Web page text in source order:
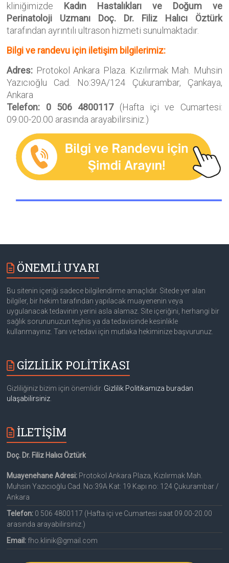
kliniğimizde Kadın Hastalıkları ve Doğum ve
Perinatoloji Uzmanı
Doç. Dr. Filiz Halıcı Öztürk
tarafından ayrıntılı ultrason hizmeti sunulmaktadır.
Bilgi ve randevu için iletişim bilgilerimiz:
Adres: Protokol Ankara Plaza. Kızılırmak Mah. Muhsin
Yazıcıoğlu Cad. No:39A/124 Çukurambar, Çankaya,
Ankara
Telefon: 0 506 4800117(Hafta içi ve Cumartesi:
09.00-20.00 arasında arayabilirsiniz.)
ÖNEMLİ UYARI
Bu sitenin içeriği sadece bilgilendirme amaçlıdır. Sitede yer alan
bilgiler, bir hekim tarafından yapılacak muayenenin veya
uygulanacak tedavinin yerini asla alamaz. Site içeriğini, herhangi bir
sağlık sorununuzun teşhis ya da tedavisinde kesinlikle
kullanmayınız. Tanı ve tedavi için mutlaka hekiminize başvurunuz.
GİZLİLİK POLİTİKASI
Gizliliğiniz bizim için önemlidir. Gizlilik Politikamıza buradan
ulaşabilirsiniz.
İLETİŞİM
Doç. Dr. Filiz Halıcı Öztürk
Muayenehane Adresi: Protokol Ankara Plaza, Kızılırmak Mah.
Muhsin Yazıcıoğlu Cad. No:39A Kat: 19 Kapı no: 124 Çukurambar /
Ankara
Telefon: 0 506 4800117 (Hafta içi ve Cumartesi saat 09.00-20.00
arasında arayabilirsiniz.)
Email: fho.klinik@gmail.com